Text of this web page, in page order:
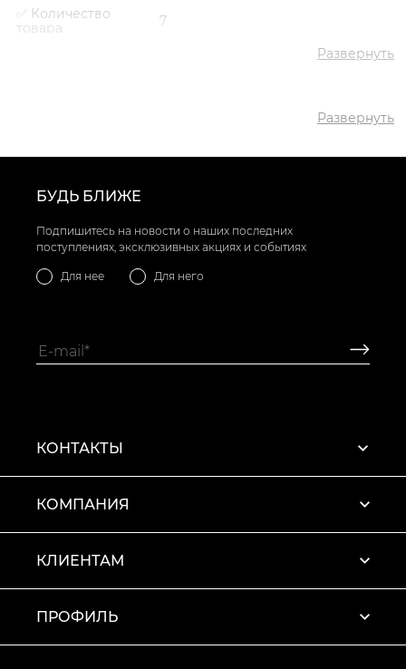
✅ Количество
товара
7
Развернуть
Развернуть
БУДЬ БЛИЖЕ
Подпишитесь на новости о наших последних
поступлениях, эксклюзивных акциях и событиях
Для нее Для него
КОНТАКТЫ
КОМПАНИЯ
КЛИЕНТАМ
ПРОФИЛЬ